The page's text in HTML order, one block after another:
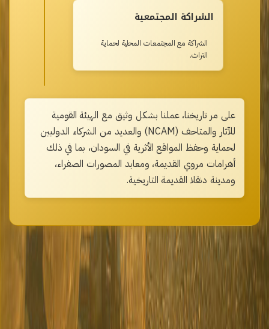
الشراكة المجتمعية
الشراكة مع المجتمعات المحلية لحماية
التراث.
على مر تاريخنا، عملنا بشكل وثيق مع الهيئة القومية
للآثار والمتاحف (NCAM) والعديد من الشركاء الدوليين
لحماية وحفظ المواقع الأثرية في السودان، بما في ذلك
أهرامات مروي القديمة، ومعابد المصورات الصفراء،
ومدينة دنقلا القديمة التاريخية.